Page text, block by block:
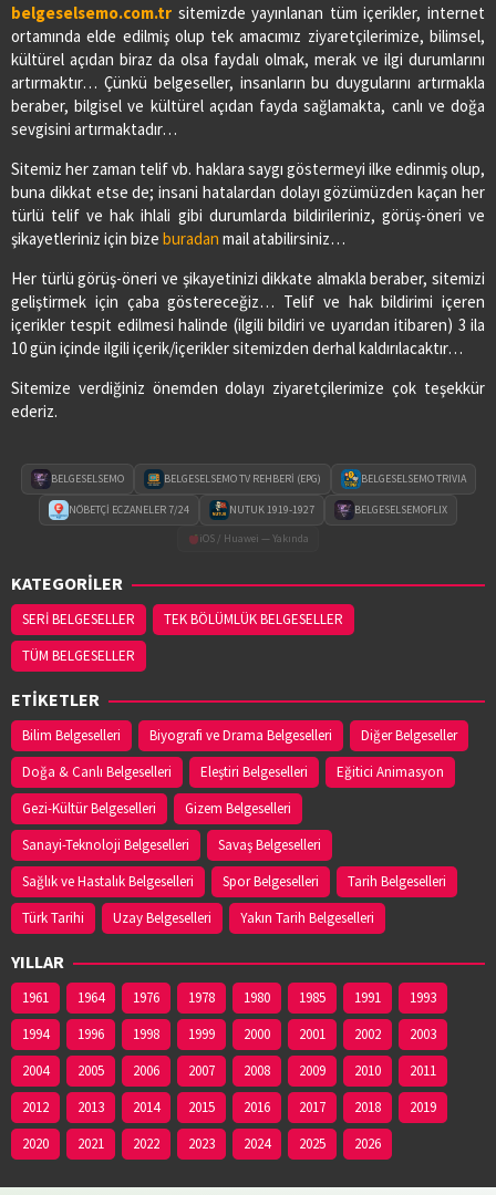
belgeselsemo.com.tr sitemizde yayınlanan tüm içerikler, internet
ortamında elde edilmiş olup tek amacımız ziyaretçilerimize, bilimsel,
kültürel açıdan biraz da olsa faydalı olmak, merak ve ilgi durumlarını
artırmaktır… Çünkü belgeseller, insanların bu duygularını artırmakla
beraber, bilgisel ve kültürel açıdan fayda sağlamakta, canlı ve doğa
sevgisini artırmaktadır…
Sitemiz her zaman telif vb. haklara saygı göstermeyi ilke edinmiş olup,
buna dikkat etse de; insani hatalardan dolayı gözümüzden kaçan her
türlü telif ve hak ihlali gibi durumlarda bildirileriniz, görüş-öneri ve
şikayetleriniz için bize buradan mail atabilirsiniz…
Her türlü görüş-öneri ve şikayetinizi dikkate almakla beraber, sitemizi
geliştirmek için çaba göstereceğiz… Telif ve hak bildirimi içeren
içerikler tespit edilmesi halinde (ilgili bildiri ve uyarıdan itibaren) 3 ila
10 gün içinde ilgili içerik/içerikler sitemizden derhal kaldırılacaktır…
Sitemize verdiğiniz önemden dolayı ziyaretçilerimize çok teşekkür
ederiz.
BELGESELSEMO BELGESELSEMO TV REHBERİ (EPG) BELGESELSEMO TRIVIA
NÖBETÇİ ECZANELER 7/24 NUTUK 1919-1927
BELGESELSEMOFLIX
iOS / Huawei — Yakında
KATEGORİLER
SERİ BELGESELLER
TEK BÖLÜMLÜK BELGESELLER
TÜM BELGESELLER
ETİKETLER
Bilim Belgeselleri Biyografi ve Drama Belgeselleri
Diğer Belgeseller
Doğa & Canlı Belgeselleri
Eleştiri Belgeselleri
Eğitici Animasyon
Gezi-Kültür Belgeselleri
Gizem Belgeselleri
Sanayi-Teknoloji Belgeselleri
Savaş Belgeselleri
Sağlık ve Hastalık Belgeselleri
Spor Belgeselleri
Tarih Belgeselleri
Türk Tarihi
Uzay Belgeselleri Yakın Tarih Belgeselleri
YILLAR
1961 1964 1976 1978 1980 1985 1991
1993
1994
1996 1998 1999 2000 2001 2002
2003
2004
2005 2006 2007 2008 2009 2010
2011
2012
2013 2014 2015 2016 2017 2018
2019
2020
2021 2022 2023 2024 2025 2026